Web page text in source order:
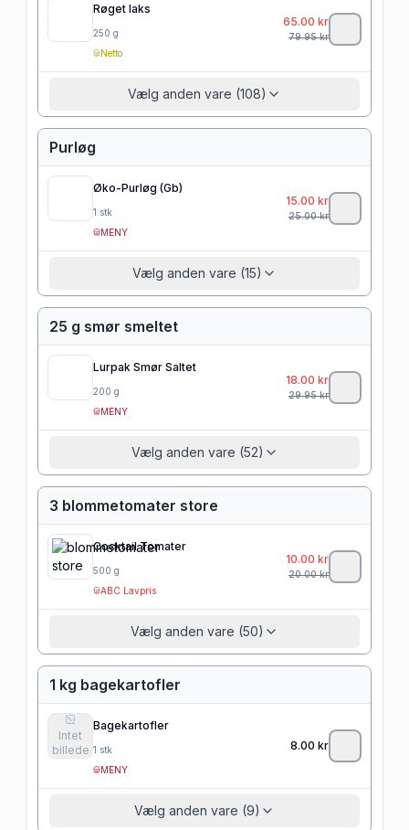
Røget laks
250 g
Netto
65.00 kr
79.95kr
Vælg anden vare (108)
Purløg
Øko-Purløg (Gb)
1 stk
MENY
15.00 kr
25.00kr
Vælg anden vare (15)
25 g smør smeltet
Lurpak Smør Saltet
200 g
MENY
18.00 kr
29.95kr
Vælg anden vare (52)
3 blommetomater store
Cocktail Tomater
500 g
ABC Lavpris
10.00 kr
20.00kr
Vælg anden vare (50)
1 kg bagekartofler
Intet
billede
Bagekartofler
1 stk
MENY
8.00 kr
Vælg anden vare (9)